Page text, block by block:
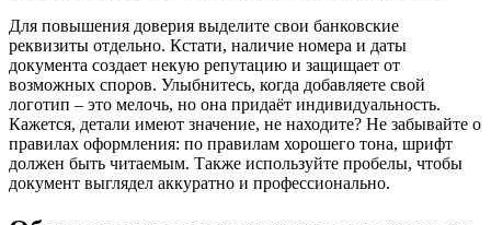
Для повышения доверия выделите свои банковские
реквизиты отдельно. Кстати, наличие номера и даты
документа создает некую репутацию и защищает от
возможных споров. Улыбнитесь, когда добавляете свой
логотип – это мелочь, но она придаёт индивидуальность.
Кажется, детали имеют значение, не находите? Не забывайте о
правилах оформления: по правилам хорошего тона, шрифт
должен быть читаемым. Также используйте пробелы, чтобы
документ выглядел аккуратно и профессионально.